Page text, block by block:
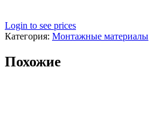
Login to see prices
Категория: Монтажные материалы
Похожие